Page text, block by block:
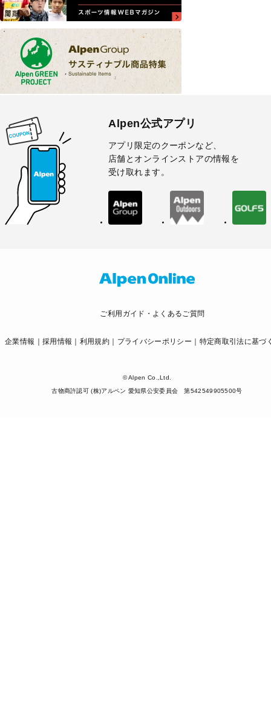
Alpen公式アプリ
アプリ限定のクーポンなど、
店舗とオンラインストアの情報を
受け取れます。
ご利用ガイド・よくあるご質問
企業情報 採用情報 利用規約 プライバシーポリシー 特定商取引法に基づ
© Alpen Co.,Ltd.
古物商許認可 (株)アルペン 愛知県公安委員会 第542549905500号